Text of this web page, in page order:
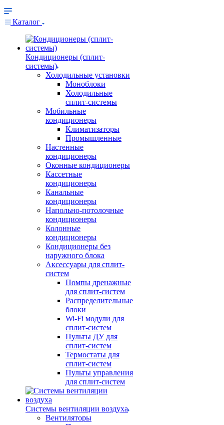
Каталог
Кондиционеры (сплит-
системы)
Холодильные установки
Моноблоки
Холодильные
сплит-системы
Мобильные
кондиционеры
Климатизаторы
Промышленные
Настенные
кондиционеры
Оконные кондиционеры
Кассетные
кондиционеры
Канальные
кондиционеры
Напольно-потолочные
кондиционеры
Колонные
кондиционеры
Кондиционеры без
наружного блока
Аксессуары для сплит-
систем
Помпы дренажные
для сплит-систем
Распределительные
блоки
Wi-Fi модули для
сплит-систем
Пульты ДУ для
сплит-систем
Термостаты для
сплит-систем
Пульты управления
для сплит-систем
Системы вентиляции воздуха
Вентиляторы